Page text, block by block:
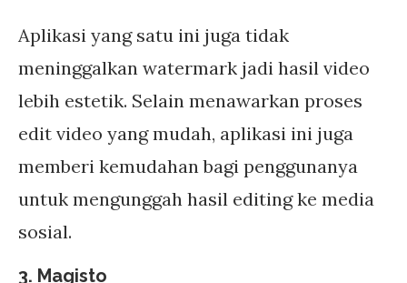
Aplikasi yang satu ini juga tidak
meninggalkan watermark jadi hasil video
lebih estetik. Selain menawarkan proses
edit video yang mudah, aplikasi ini juga
memberi kemudahan bagi penggunanya
untuk mengunggah hasil editing ke media
sosial.
3. Magisto